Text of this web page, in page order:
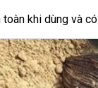
khi dùng và